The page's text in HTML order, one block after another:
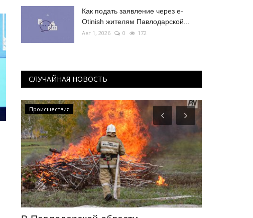
Как подать заявление через e-
Otinish жителям Павлодарской...
Авг 1, 2026 0 172
СЛУЧАЙНАЯ НОВОСТЬ
Происшествия